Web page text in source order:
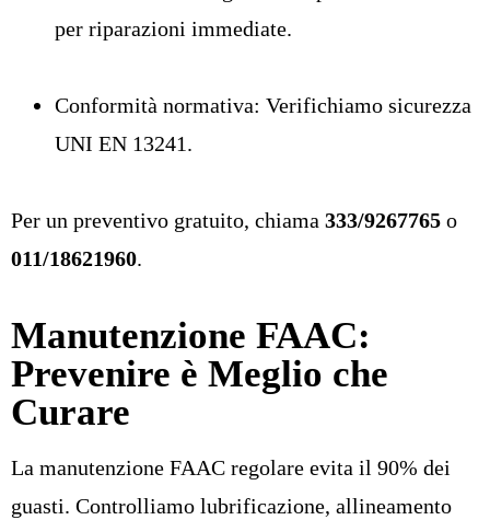
per riparazioni immediate.
Conformità normativa: Verifichiamo sicurezza
UNI EN 13241.
Per un preventivo gratuito, chiama 333/9267765 o
011/18621960.
Manutenzione FAAC:
Prevenire è Meglio che
Curare
La manutenzione FAAC regolare evita il 90% dei
guasti. Controlliamo lubrificazione, allineamento